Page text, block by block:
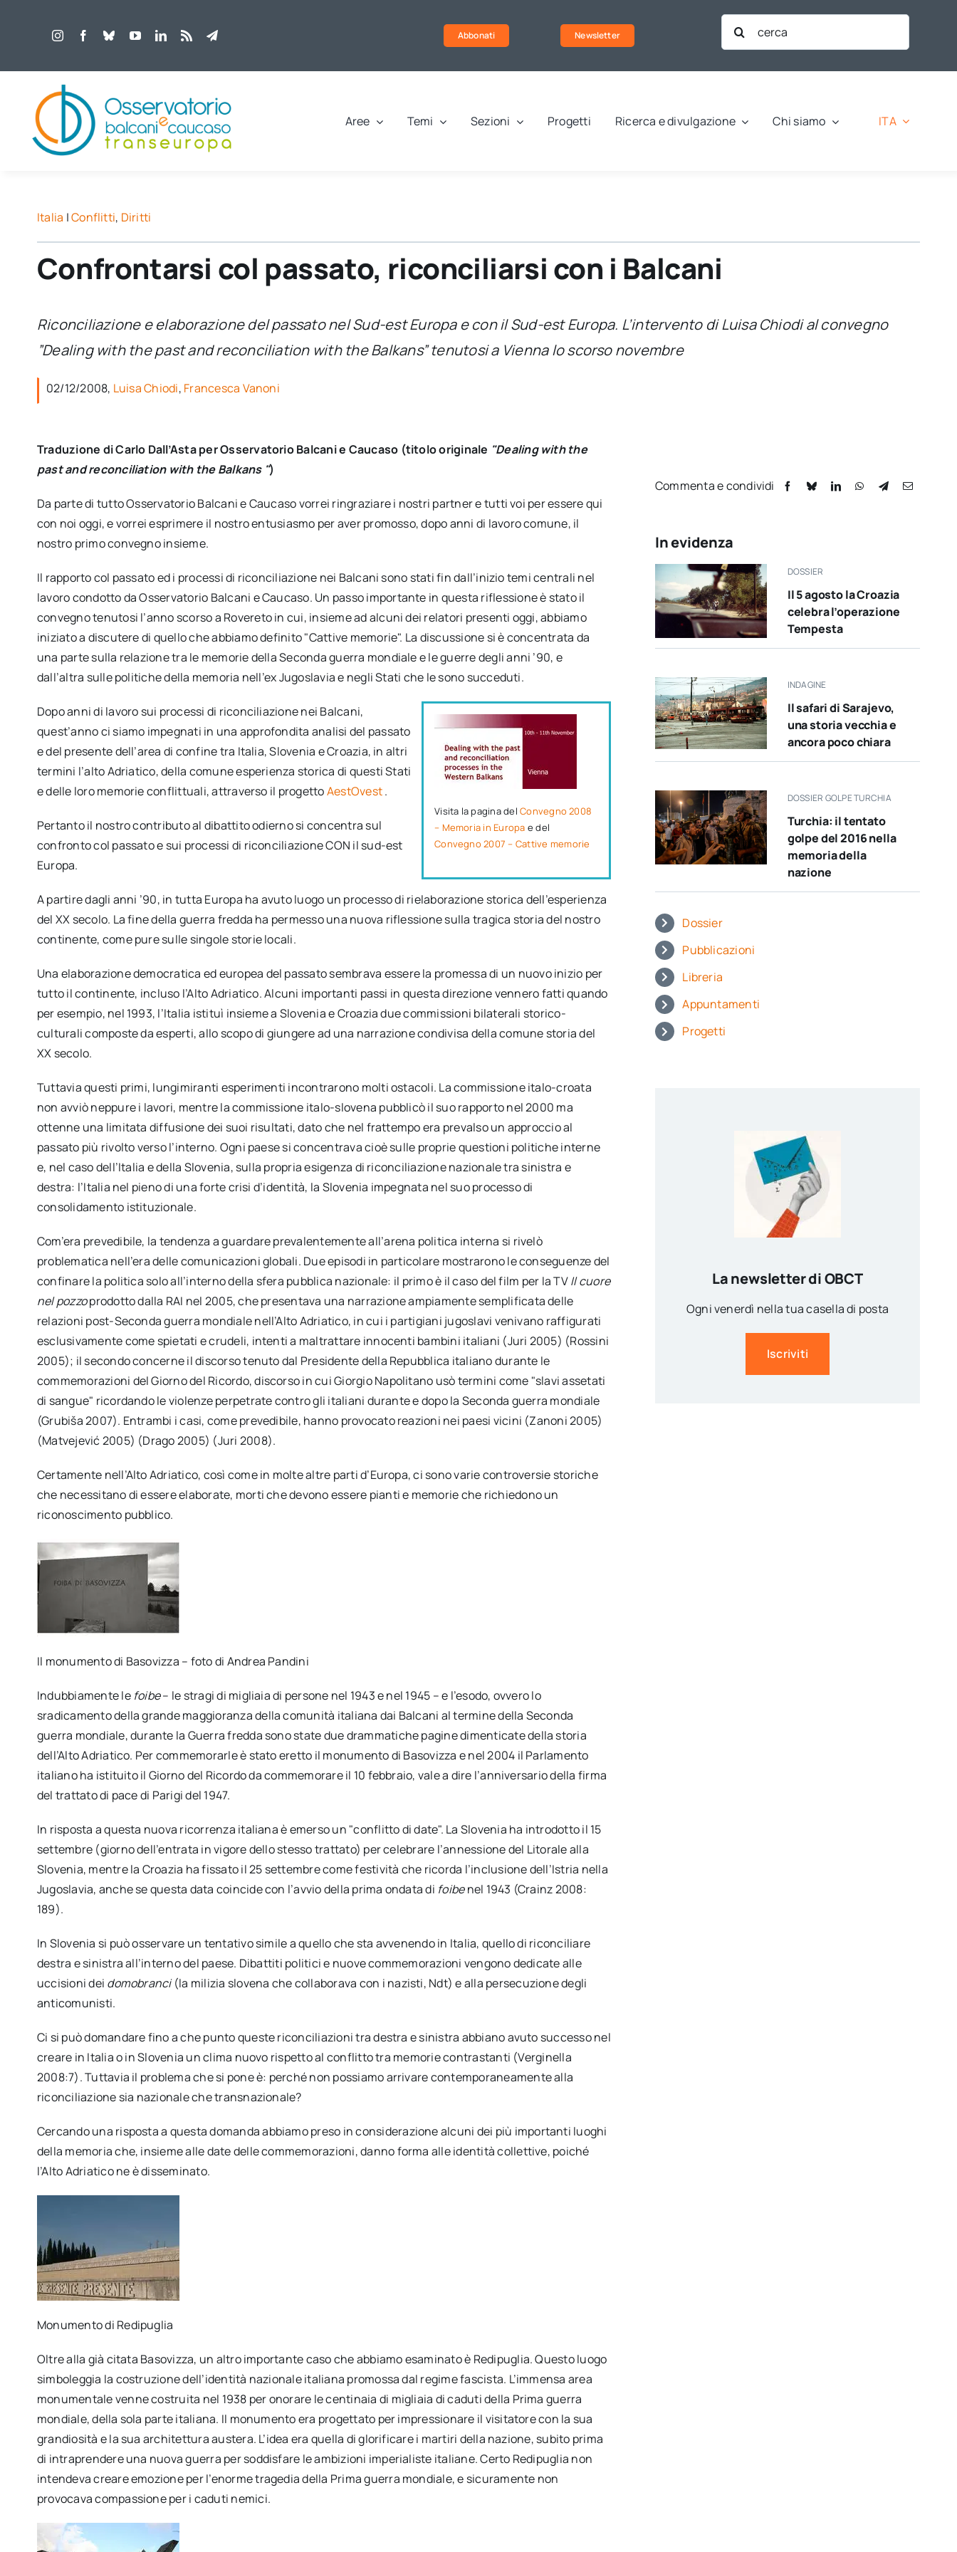
Abbonati Newsletter
Cerca
per:
Aree Temi Sezioni Progetti Ricerca e divulgazione Chi siamo ITA
Italia |Conflitti, Diritti
Confrontarsi col passato, riconciliarsi con i Balcani
Riconciliazione e elaborazione del passato nel Sud-est Europa e con il Sud-est Europa. L’intervento di Luisa Chiodi al convegno
”Dealing with the past and reconciliation with the Balkans” tenutosi a Vienna lo scorso novembre
02/12/2008, Luisa Chiodi, Francesca Vanoni
Traduzione di Carlo Dall’Asta per Osservatorio Balcani e Caucaso (titolo originale "Dealing with the
past and reconciliation with the Balkans ")
Da parte di tutto Osservatorio Balcani e Caucaso vorrei ringraziare i nostri partner e tutti voi per essere qui
con noi oggi, e vorrei esprimere il nostro entusiasmo per aver promosso, dopo anni di lavoro comune, il
nostro primo convegno insieme.
Il rapporto col passato ed i processi di riconciliazione nei Balcani sono stati fin dall’inizio temi centrali nel
lavoro condotto da Osservatorio Balcani e Caucaso. Un passo importante in questa riflessione è stato il
convegno tenutosi l’anno scorso a Rovereto in cui, insieme ad alcuni dei relatori presenti oggi, abbiamo
iniziato a discutere di quello che abbiamo definito "Cattive memorie". La discussione si è concentrata da
una parte sulla relazione tra le memorie della Seconda guerra mondiale e le guerre degli anni ’90, e
dall’altra sulle politiche della memoria nell’ex Jugoslavia e negli Stati che le sono succeduti.
Visita la pagina delConvegno 2008
– Memoria in Europa e del
Convegno 2007 – Cattive memorie
Dopo anni di lavoro sui processi di riconciliazione nei Balcani,
quest’anno ci siamo impegnati in una approfondita analisi del passato
e del presente dell’area di confine tra Italia, Slovenia e Croazia, in altri
termini l’alto Adriatico, della comune esperienza storica di questi Stati
e delle loro memorie conflittuali, attraverso il progettoAestOvest.
Pertanto il nostro contributo al dibattito odierno si concentra sul
confronto col passato e sui processi di riconciliazione CON il sud-est
Europa.
A partire dagli anni ’90, in tutta Europa ha avuto luogo un processo di rielaborazione storica dell’esperienza
del XX secolo. La fine della guerra fredda ha permesso una nuova riflessione sulla tragica storia del nostro
continente, come pure sulle singole storie locali.
Una elaborazione democratica ed europea del passato sembrava essere la promessa di un nuovo inizio per
tutto il continente, incluso l’Alto Adriatico. Alcuni importanti passi in questa direzione vennero fatti quando
per esempio, nel 1993, l’Italia istituì insieme a Slovenia e Croazia due commissioni bilaterali storico-
culturali composte da esperti, allo scopo di giungere ad una narrazione condivisa della comune storia del
XX secolo.
Tuttavia questi primi, lungimiranti esperimenti incontrarono molti ostacoli. La commissione italo-croata
non avviò neppure i lavori, mentre la commissione italo-slovena pubblicò il suo rapporto nel 2000 ma
ottenne una limitata diffusione dei suoi risultati, dato che nel frattempo era prevalso un approccio al
passato più rivolto verso l’interno. Ogni paese si concentrava cioè sulle proprie questioni politiche interne
e, nel caso dell’Italia e della Slovenia, sulla propria esigenza di riconciliazione nazionale tra sinistra e
destra: l’Italia nel pieno di una forte crisi d’identità, la Slovenia impegnata nel suo processo di
consolidamento istituzionale.
Com’era prevedibile, la tendenza a guardare prevalentemente all’arena politica interna si rivelò
problematica nell’era delle comunicazioni globali. Due episodi in particolare mostrarono le conseguenze del
confinare la politica solo all’interno della sfera pubblica nazionale: il primo è il caso del film per la TVIl cuore
nel pozzoprodotto dalla RAI nel 2005, che presentava una narrazione ampiamente semplificata delle
relazioni post-Seconda guerra mondiale nell’Alto Adriatico, in cui i partigiani jugoslavi venivano raffigurati
esclusivamente come spietati e crudeli, intenti a maltrattare innocenti bambini italiani (Juri 2005) (Rossini
2005); il secondo concerne il discorso tenuto dal Presidente della Repubblica italiano durante le
commemorazioni del Giorno del Ricordo, discorso in cui Giorgio Napolitano usò termini come "slavi assetati
di sangue" ricordando le violenze perpetrate contro gli italiani durante e dopo la Seconda guerra mondiale
(Grubiša 2007). Entrambi i casi, come prevedibile, hanno provocato reazioni nei paesi vicini (Zanoni 2005)
(Matvejević 2005) (Drago 2005) (Juri 2008).
Certamente nell’Alto Adriatico, così come in molte altre parti d’Europa, ci sono varie controversie storiche
che necessitano di essere elaborate, morti che devono essere pianti e memorie che richiedono un
riconoscimento pubblico.
Il monumento di Basovizza – foto di Andrea Pandini
Indubbiamente le foibe– le stragi di migliaia di persone nel 1943 e nel 1945 – e l’esodo, ovvero lo
sradicamento della grande maggioranza della comunità italiana dai Balcani al termine della Seconda
guerra mondiale, durante la Guerra fredda sono state due drammatiche pagine dimenticate della storia
dell’Alto Adriatico. Per commemorarle è stato eretto il monumento di Basovizza e nel 2004 il Parlamento
italiano ha istituito il Giorno del Ricordo da commemorare il 10 febbraio, vale a dire l’anniversario della firma
del trattato di pace di Parigi del 1947.
In risposta a questa nuova ricorrenza italiana è emerso un "conflitto di date". La Slovenia ha introdotto il 15
settembre (giorno dell’entrata in vigore dello stesso trattato) per celebrare l’annessione del Litorale alla
Slovenia, mentre la Croazia ha fissato il 25 settembre come festività che ricorda l’inclusione dell’Istria nella
Jugoslavia, anche se questa data coincide con l’avvio della prima ondata di foibenel 1943 (Crainz 2008:
189).
In Slovenia si può osservare un tentativo simile a quello che sta avvenendo in Italia, quello di riconciliare
destra e sinistra all’interno del paese. Dibattiti politici e nuove commemorazioni vengono dedicate alle
uccisioni dei domobranci(la milizia slovena che collaborava con i nazisti, Ndt) e alla persecuzione degli
anticomunisti.
Ci si può domandare fino a che punto queste riconciliazioni tra destra e sinistra abbiano avuto successo nel
creare in Italia o in Slovenia un clima nuovo rispetto al conflitto tra memorie contrastanti (Verginella
2008:7). Tuttavia il problema che si pone è: perché non possiamo arrivare contemporaneamente alla
riconciliazione sia nazionale che transnazionale?
Cercando una risposta a questa domanda abbiamo preso in considerazione alcuni dei più importanti luoghi
della memoria che, insieme alle date delle commemorazioni, danno forma alle identità collettive, poiché
l’Alto Adriatico ne è disseminato.
Monumento di Redipuglia
Oltre alla già citata Basovizza, un altro importante caso che abbiamo esaminato è Redipuglia. Questo luogo
simboleggia la costruzione dell’identità nazionale italiana promossa dal regime fascista. L’immensa area
monumentale venne costruita nel 1938 per onorare le centinaia di migliaia di caduti della Prima guerra
mondiale, della sola parte italiana. Il monumento era progettato per impressionare il visitatore con la sua
grandiosità e la sua architettura austera. L’idea era quella di glorificare i martiri della nazione, subito prima
di intraprendere una nuova guerra per soddisfare le ambizioni imperialiste italiane. Certo Redipuglia non
intendeva creare emozione per l’enorme tragedia della Prima guerra mondiale, e sicuramente non
provocava compassione per i caduti nemici.
Commenta e condividi
In evidenza
DOSSIER
Il 5 agosto la Croazia
celebra l’operazione
Tempesta
INDAGINE
Il safari di Sarajevo,
una storia vecchia e
ancora poco chiara
DOSSIER GOLPE TURCHIA
Turchia: il tentato
golpe del 2016 nella
memoria della
nazione
Dossier
Pubblicazioni
Libreria
Appuntamenti
Progetti
La newsletter di OBCT
Ogni venerdì nella tua casella di posta
Iscriviti